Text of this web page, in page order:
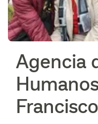
Agencia
Francisco​​